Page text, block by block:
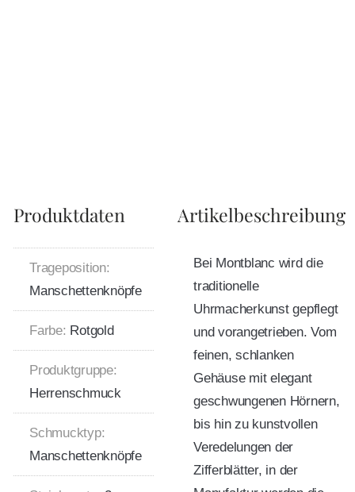
Produktdaten
Trageposition:
Manschettenknöpfe
Farbe: Rotgold
Produktgruppe:
Herrenschmuck
Schmucktyp:
Manschettenknöpfe
Artikelbeschreibung
Bei Montblanc wird die
traditionelle
Uhrmacherkunst gepflegt
und vorangetrieben. Vom
feinen, schlanken
Gehäuse mit elegant
geschwungenen Hörnern,
bis hin zu kunstvollen
Veredelungen der
Zifferblätter, in der